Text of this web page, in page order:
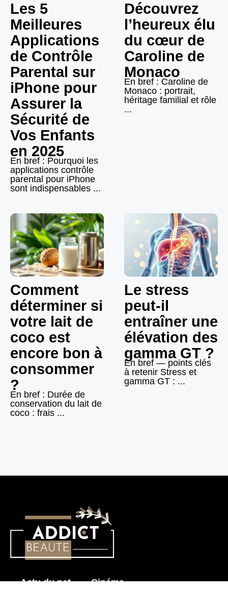
Les 5
Meilleures
Applications
de Contrôle
Parental sur
iPhone pour
Assurer la
Sécurité de
Vos Enfants
en 2025
En bref : Pourquoi les
applications contrôle
parental pour iPhone
sont indispensables ...
Découvrez
l’heureux élu
du cœur de
Caroline de
Monaco
En bref : Caroline de
Monaco : portrait,
héritage familial et rôle
...
Comment
déterminer si
votre lait de
coco est
encore bon à
consommer
?
En bref : Durée de
conservation du lait de
coco : frais ...
Le stress
peut-il
entraîner une
élévation des
gamma GT ?
En bref — points clés
à retenir Stress et
gamma GT : ...
Actu du net Cinéma